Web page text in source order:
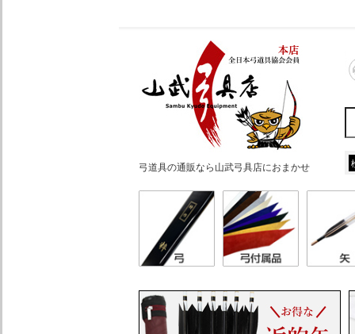
弓道具の通販なら山武弓具店におまかせ